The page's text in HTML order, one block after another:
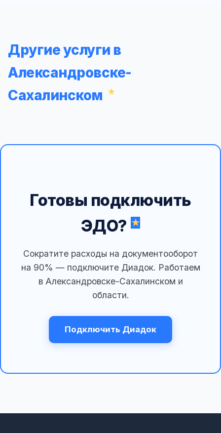
Другие услуги в
Александровске-
Сахалинском
Готовы подключить
ЭДО?
Сократите расходы на документооборот
на 90% — подключите Диадок. Работаем
в Александровске-Сахалинском и
области.
Подключить Диадок